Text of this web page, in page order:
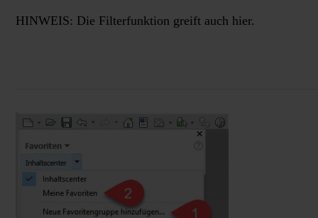
HINWEIS: Die Filterfunktion greift auch hier.